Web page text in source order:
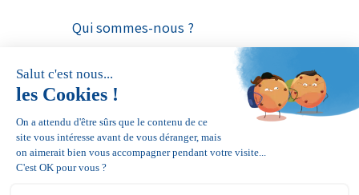
Qui sommes-nous ?
Conditions générales de
réparation
Politique des données
personnelles